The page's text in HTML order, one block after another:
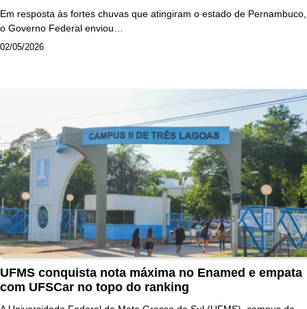
Em resposta às fortes chuvas que atingiram o estado de Pernambuco,
o Governo Federal enviou…
02/05/2026
UFMS conquista nota máxima no Enamed e empata
com UFSCar no topo do ranking